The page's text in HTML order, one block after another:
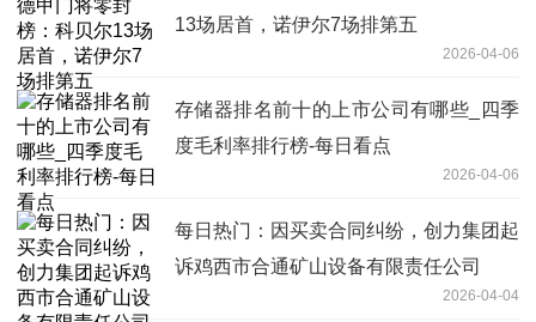
13场居首，诺伊尔7场排第五
2026-04-06
存储器排名前十的上市公司有哪些_四季
度毛利率排行榜-每日看点
2026-04-06
每日热门：因买卖合同纠纷，创力集团起
诉鸡西市合通矿山设备有限责任公司
2026-04-04